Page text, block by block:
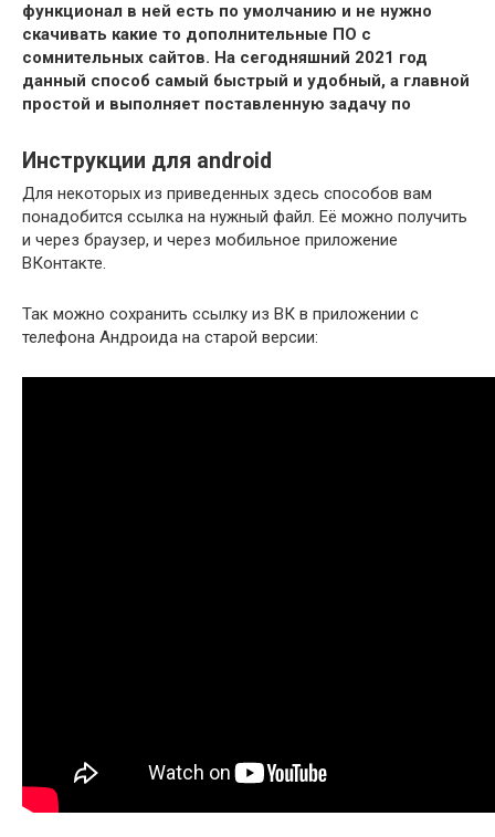
функционал в ней есть по умолчанию и не нужно
скачивать какие то дополнительные ПО с
сомнительных сайтов. На сегодняшний 2021 год
данный способ самый быстрый и удобный, а главной
простой и выполняет поставленную задачу по
Инструкции для android
Для некоторых из приведенных здесь способов вам
понадобится ссылка на нужный файл. Её можно получить
и через браузер, и через мобильное приложение
ВКонтакте.
Так можно сохранить ссылку из ВК в приложении с
телефона Андроида на старой версии: